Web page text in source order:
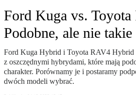
Ford Kuga vs. Toyota
Podobne, ale nie takie
Ford Kuga Hybrid i Toyota RAV4 Hybrid
z oszczędnymi hybrydami, które mają
charakter. Porównamy je i postaramy
dwóch modeli wybrać.